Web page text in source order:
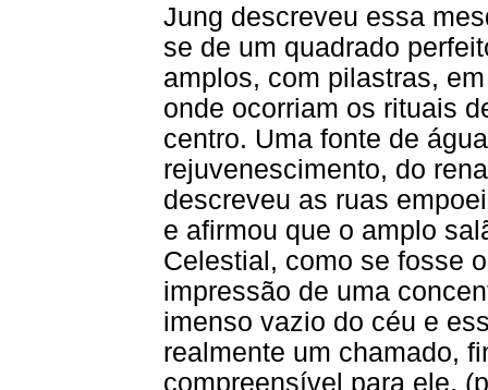
Jung descreveu essa
se de um quadrado
amplos, com pilastras,
onde ocorriam os rituais
centro. Uma fonte de
rejuvenescimento, do
descreveu as ruas
e afirmou que o amplo
Celestial, como se fosse
impressão de uma
imenso vazio do céu e
realmente um chamado,
compreensível para ele.